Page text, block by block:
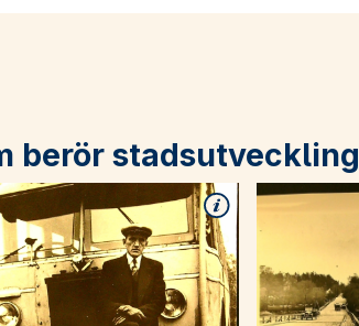
berör stadsutveckling